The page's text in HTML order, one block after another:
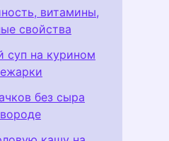
витамины,
свойства
суп на курином
без сыра